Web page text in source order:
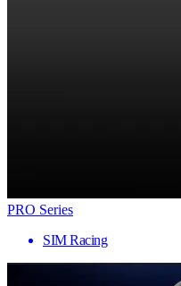
PRO Series
SIM Racing